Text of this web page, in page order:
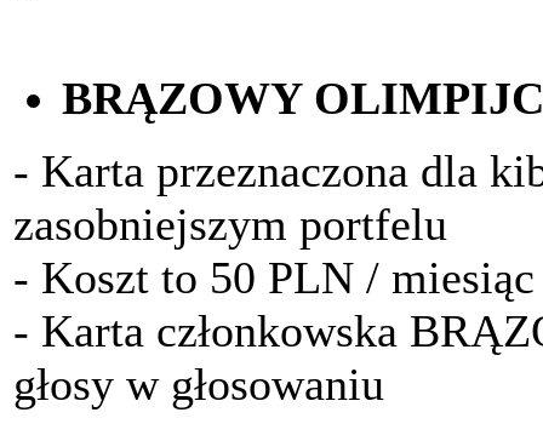
BRĄZOWY
- Karta przeznaczona dla
zasobniejszym portfelu
- Koszt to 50 PLN / miesiąc
- Karta członkowska
głosy w głosowaniu